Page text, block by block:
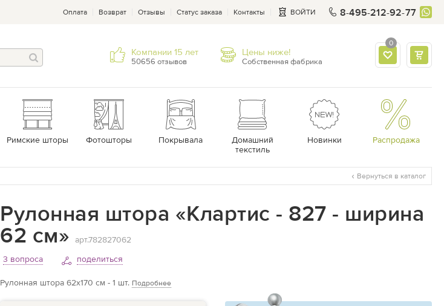
Оплата Возврат Отзывы Статус заказа Контакты ВОЙТИ 8-495-212-92-77
Компании 15 лет
50656 отзывов
Цены ниже!
Собственная фабрика
0
Римские шторы Фотошторы Покрывала
Домашний
текстиль
Новинки Распродажа
Вернуться в каталог
Рулонная штора «Клартис - 827 - ширина
62 см»
арт.782827062
3 вопроса
поделиться
Рулонная штора 62х170 см - 1 шт. Подробнее